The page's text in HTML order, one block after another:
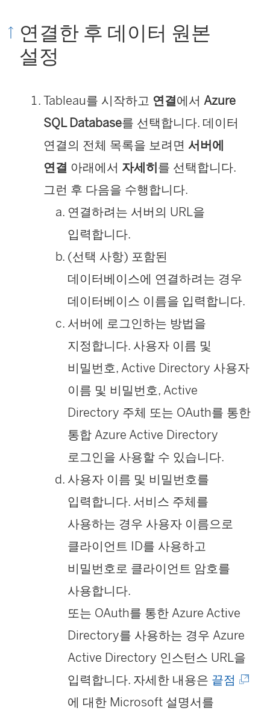
연결한 후 데이터 원본
설정
Tableau를 시작하고 연결에서 Azure
SQL Database를 선택합니다. 데이터
연결의 전체 목록을 보려면 서버에
연결 아래에서 자세히를 선택합니다.
그런 후 다음을 수행합니다.
연결하려는 서버의 URL을
입력합니다.
(선택 사항) 포함된
데이터베이스에 연결하려는 경우
데이터베이스 이름을 입력합니다.
서버에 로그인하는 방법을
지정합니다. 사용자 이름 및
비밀번호, Active Directory 사용자
이름 및 비밀번호, Active
Directory 주체 또는 OAuth를 통한
통합 Azure Active Directory
로그인을 사용할 수 있습니다.
사용자 이름 및 비밀번호를
입력합니다. 서비스 주체를
사용하는 경우 사용자 이름으로
클라이언트 ID를 사용하고
비밀번호로 클라이언트 암호를
사용합니다.
또는 OAuth를 통한 Azure Active
Directory를 사용하는 경우 Azure
Active Directory 인스턴스 URL을
입력합니다. 자세한 내용은 끝점 (
에 대한 Microsoft 설명서를